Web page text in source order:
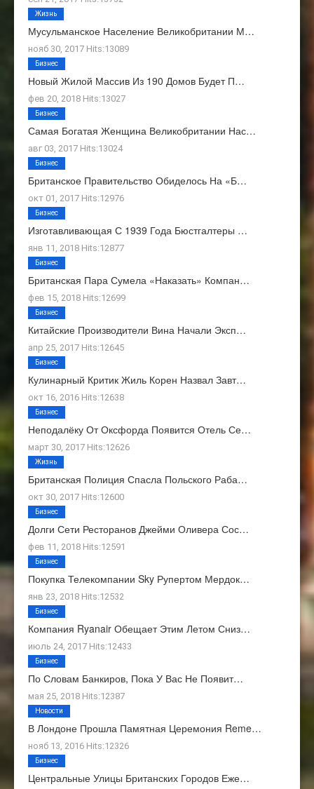
Мусульманское Население Великобритании М…
нояб 30, 2017 Hits:13089
Жизнь
Новый Жилой Массив Из 190 Домов Будет П…
фев 20, 2018 Hits:13027
Бизнес
Самая Богатая Женщина Великобритании Нас…
авг 03, 2017 Hits:13024
Бизнес
Британское Правительство Обиделось На «Б…
окт 01, 2017 Hits:12976
Бизнес
Изготавливающая С 1939 Года Бюстгалтеры …
янв 11, 2018 Hits:12877
Бизнес
Британская Пара Сумела «наказать» Компан…
фев 15, 2018 Hits:12699
Бизнес
Китайские Производители Вина Начали Эксп…
апр 25, 2017 Hits:12645
Бизнес
Кулинарный Критик Жиль Корен Назвал Завт…
окт 16, 2016 Hits:12638
Бизнес
Неподалёку От Оксфорда Появится Отель Се…
март 30, 2017 Hits:12626
Бизнес
Британская Полиция Спасла Польского Раба…
окт 30, 2017 Hits:12600
Жизнь
Долги Сети Ресторанов Джейми Оливера Сос…
фев 11, 2018 Hits:12591
Бизнес
Покупка Телекомпании Sky Рупертом Мердок…
янв 23, 2018 Hits:12532
Бизнес
Компания Ryanair Обещает Этим Летом Сниз…
июль 24, 2017 Hits:12433
Бизнес
По Словам Банкиров, Пока У Вас Не Появит…
мая 25, 2018 Hits:12387
Бизнес
В Лондоне Прошла Памятная Церемония Reme…
нояб 13, 2016 Hits:12326
Новости
Центральные Улицы Британских Городов Еже…
Бизнес